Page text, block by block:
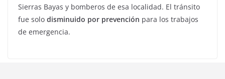
Sierras Bayas y bomberos de esa localidad. El tránsito
fue solo disminuido por prevención para los trabajos
de emergencia.